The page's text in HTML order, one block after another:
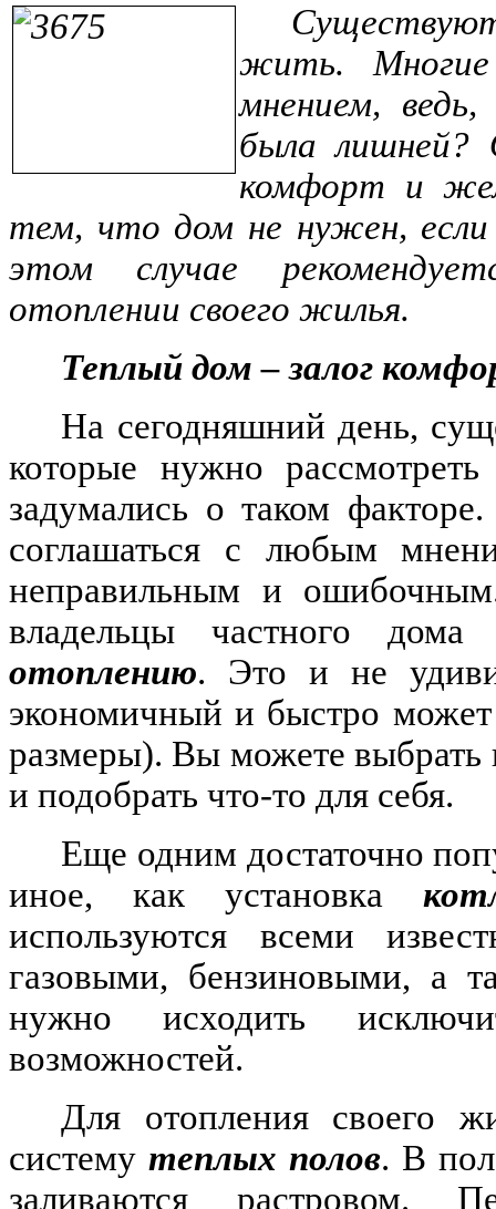
жить.
мнением,
была лишней?
комфорт и
тем, что дом не нужен,
этом случае
отоплении своего жилья.
Теплый дом – залог
На сегодняшний день,
которые нужно
задумались о таком
соглашаться с любым
неправильным и
владельцы частного
отоплению. Это и не
экономичный и быстро
размеры). Вы можете выбрать
и подобрать что-то для себя.
Еще одним достаточно
иное, как установка
используются всеми
газовыми, бензиновыми, а
нужно исходить
возможностей.
Для отопления своего
систему теплых полов. В
заливаются растровом.